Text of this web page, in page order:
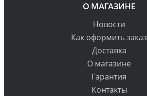
О МАГАЗИНЕ
Новости
Как оформить заказ
Доставка
О магазине
Гарантия
Контакты